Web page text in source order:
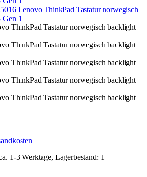
1-3 Werktage, Lagerbestand: 1